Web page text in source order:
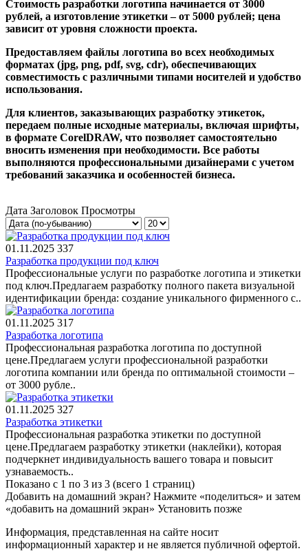
Стоимость разработки логотипа начинается от 3000
рублей, а изготовление этикетки – от 5000 рублей; цена
зависит от уровня сложности проекта.
Предоставляем файлы логотипа во всех необходимых
форматах (jpg, png, pdf, svg, cdr), обеспечивающих
совместимость с различными типами носителей и удобство
использования.
Для клиентов, заказывающих разработку этикеток,
передаем полные исходные материалы, включая шрифты,
в формате CorelDRAW, что позволяет самостоятельно
вносить изменения при необходимости. Все работы
выполняются профессиональными дизайнерами с учетом
требований заказчика и особенностей бизнеса.
Дата Заголовок Просмотры
01.11.2025 337
Разработка продукции под ключ
Профессиональные услуги по разработке логотипа и этикетки
под ключ.Предлагаем разработку полного пакета визуальной
идентификации бренда: создание уникального фирменного с..
01.11.2025 317
Разработка логотипа
Профессиональная разработка логотипа по доступной
цене.Предлагаем услуги профессиональной разработки
логотипа компании или бренда по оптимальной стоимости –
от 3000 рубле..
01.11.2025 327
Разработка этикетки
Профессиональная разработка этикетки по доступной
цене.Предлагаем разработку этикетки (наклейки), которая
подчеркнет индивидуальность вашего товара и повысит
узнаваемость..
Показано с 1 по 3 из 3 (всего 1 страниц)
Добавить на домашний экран? Нажмите «поделиться» и затем
«добавить на домашний экран» Установить позже
Информация, представленная на сайте носит
информационный характер и не является публичной офертой.